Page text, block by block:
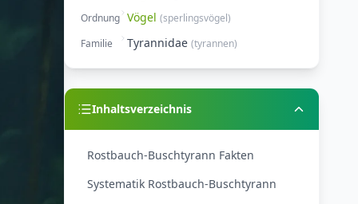
Ordnung Vögel (sperlingsvögel)
Familie
Tyrannidae (tyrannen)
Inhaltsverzeichnis
Rostbauch-Buschtyrann Fakten
Systematik Rostbauch-Buschtyrann